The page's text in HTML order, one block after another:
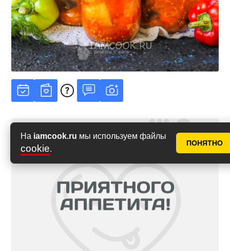
На iamcook.ru мы используем файлы
cookie.
ПОНЯТНО